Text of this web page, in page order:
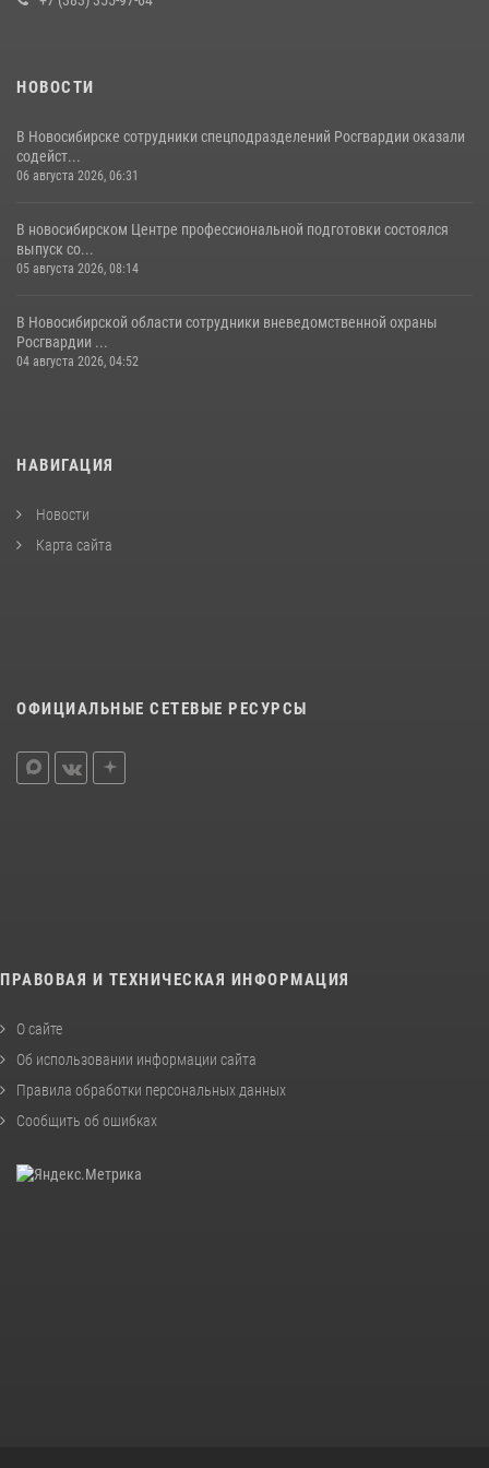
НОВОСТИ
В Новосибирске сотрудники спецподразделений Росгвардии оказали
содейст...
06 августа 2026, 06:31
В новосибирском Центре профессиональной подготовки состоялся
выпуск со...
05 августа 2026, 08:14
В Новосибирской области сотрудники вневедомственной охраны
Росгвардии ...
04 августа 2026, 04:52
НАВИГАЦИЯ
Новости
Карта сайта
ОФИЦИАЛЬНЫЕ СЕТЕВЫЕ РЕСУРСЫ
ПРАВОВАЯ И ТЕХНИЧЕСКАЯ ИНФОРМАЦИЯ
О сайте
Об использовании информации сайта
Правила обработки персональных данных
Сообщить об ошибках